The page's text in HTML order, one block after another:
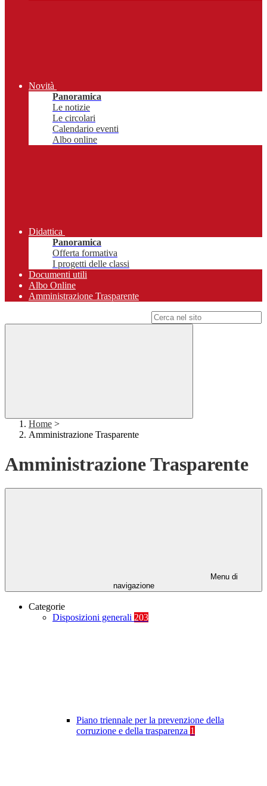
Novità
Panoramica
Le notizie
Le circolari
Calendario eventi
Albo online
Didattica
Panoramica
Offerta formativa
I progetti delle classi
Documenti utili
Albo Online
Amministrazione Trasparente
Home >
Amministrazione Trasparente
Amministrazione Trasparente
Menu di
navigazione
Categorie
Disposizioni generali 203
Piano triennale per la prevenzione della
corruzione e della trasparenza 1